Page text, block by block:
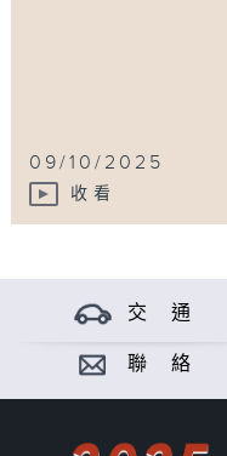
09/10/2025
收看
交 通
聯 絡